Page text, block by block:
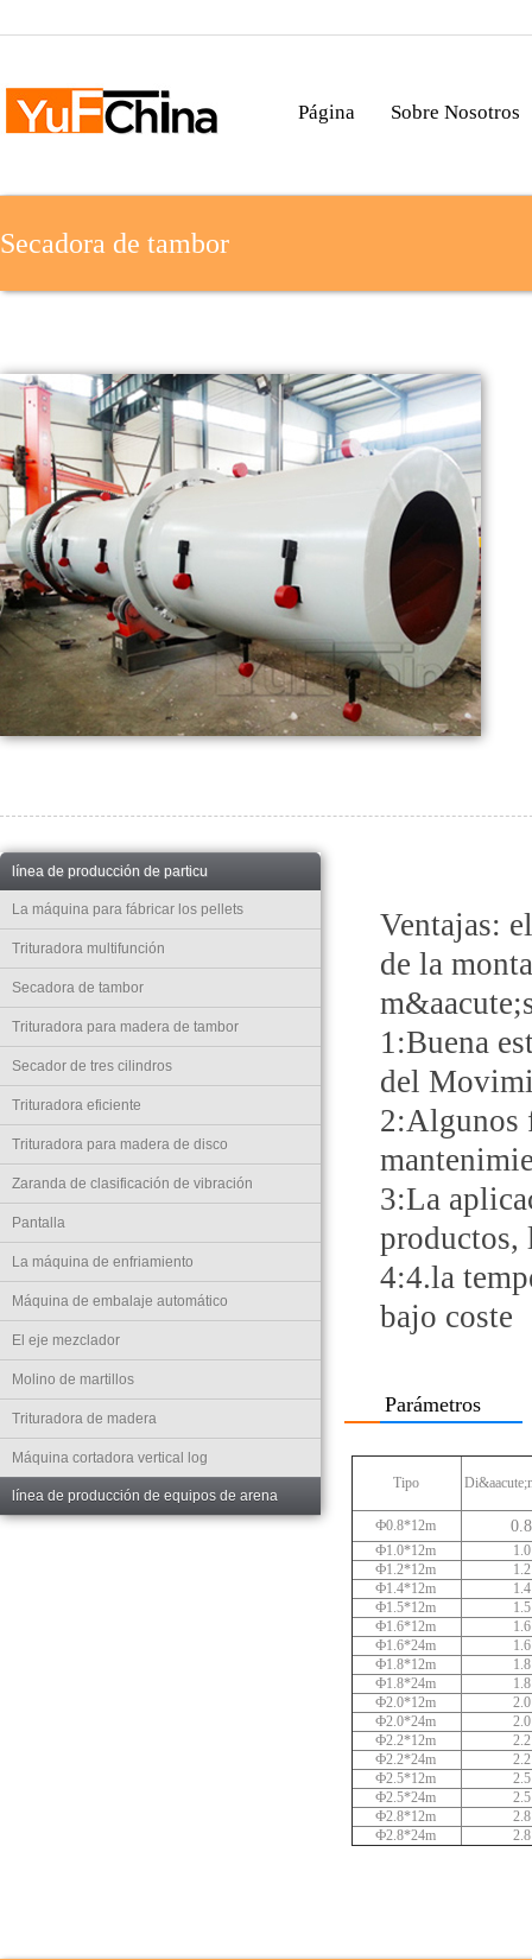
Página Sobre Nosotros
Secadora de tambor
línea de producción de particu
La máquina para fábricar los pellets
Trituradora multifunción
Secadora de tambor
Trituradora para madera de tambor
Secador de tres cilindros
Trituradora eficiente
Trituradora para madera de disco
Zaranda de clasificación de vibración
Pantalla
La máquina de enfriamiento
Máquina de embalaje automático
El eje mezclador
Molino de martillos
Trituradora de madera
Máquina cortadora vertical log
línea de producción de equipos de arena
Ventajas:
de la
1:Buena
del
2:Algunos
3:La
productos,
4:4.la
bajo coste
Parámetros
Tipo
Ф0.8*12m 0.8
Ф1.0*12m
1.0
Ф1.2*12m
1.2
Ф1.4*12m
1.4
Ф1.5*12m
1.5
Ф1.6*12m
1.6
Ф1.6*24m
1.6
Ф1.8*12m
1.8
Ф1.8*24m
1.8
Ф2.0*12m
2.0
Ф2.0*24m
2.0
Ф2.2*12m
2.2
Ф2.2*24m
2.2
Ф2.5*12m
2.5
Ф2.5*24m
2.5
Ф2.8*12m
2.8
Ф2.8*24m
2.8